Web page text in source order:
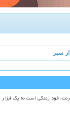
سبز
خود زندگی است نه یک